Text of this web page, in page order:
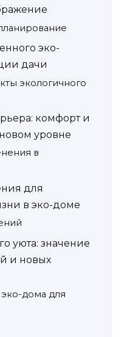
эко-
дачи
экологичного
комфорт и
уровне
в
для
в эко-доме
уюта: значение
и новых
дома для